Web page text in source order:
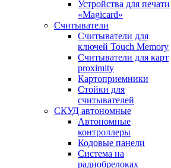
Устройства для печати
«Magicard»
Считыватели
Считыватели для
ключей Touch Memory
Считыватели для карт
proximity
Картоприемники
Стойки для
считывателей
СКУД автономные
Автономные
контроллеры
Кодовые панели
Система на
радиобрелоках